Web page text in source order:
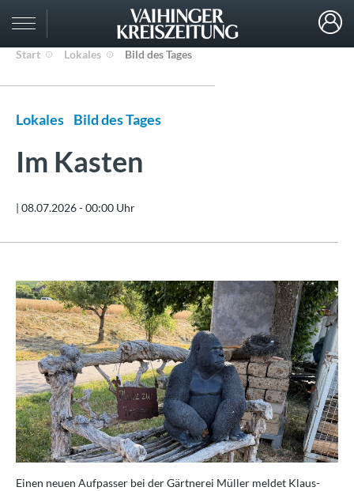
Start Lokales Bild des Tages
Lokales Bild des Tages
Im Kasten
| 08.07.2026 - 00:00 Uhr
Einen neuen Aufpasser bei der Gärtnerei Müller meldet Klaus-